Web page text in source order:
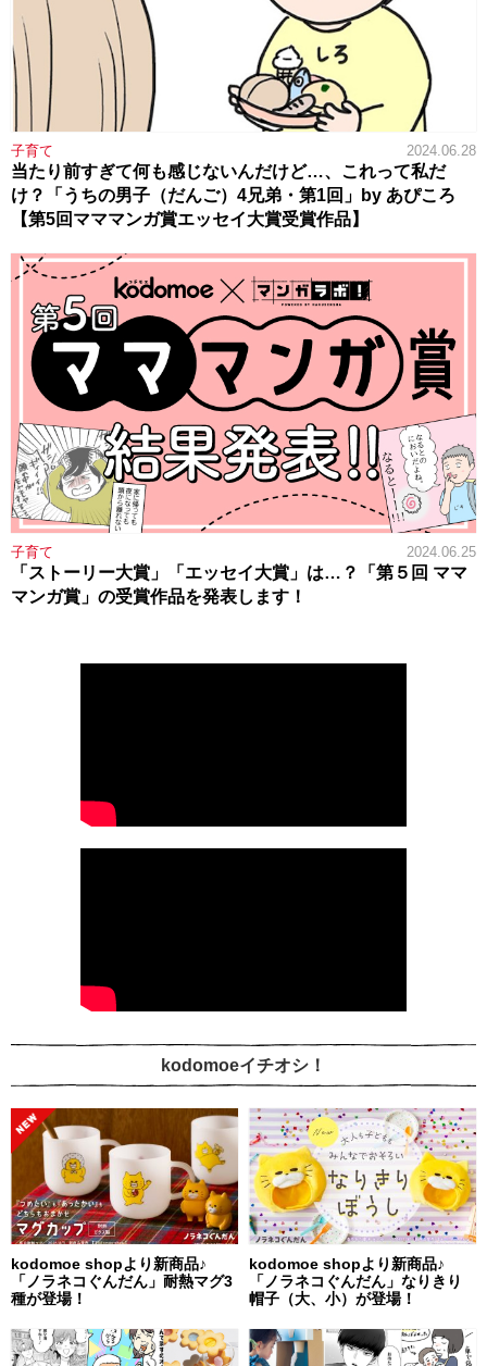
子育て 2024.06.28
当たり前すぎて何も感じないんだけど…、これって私だ
け？「うちの男子（だんご）4兄弟・第1回」by あぴころ
【第5回マママンガ賞エッセイ大賞受賞作品】
子育て 2024.06.25
「ストーリー大賞」「エッセイ大賞」は…？「第５回 ママ
マンガ賞」の受賞作品を発表します！
kodomoeイチオシ！
kodomoe shopより新商品♪
「ノラネコぐんだん」耐熱マグ3
種が登場！
kodomoe shopより新商品♪
「ノラネコぐんだん」なりきり
帽子（大、小）が登場！